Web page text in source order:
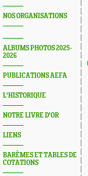
NOS ORGANISATIONS
ALBUMS PHOTOS 2025-
2026
PUBLICATIONS AEFA
L'HISTORIQUE
NOTRE LIVRE D'OR
LIENS
BARÈMES ET TABLES DE
COTATIONS